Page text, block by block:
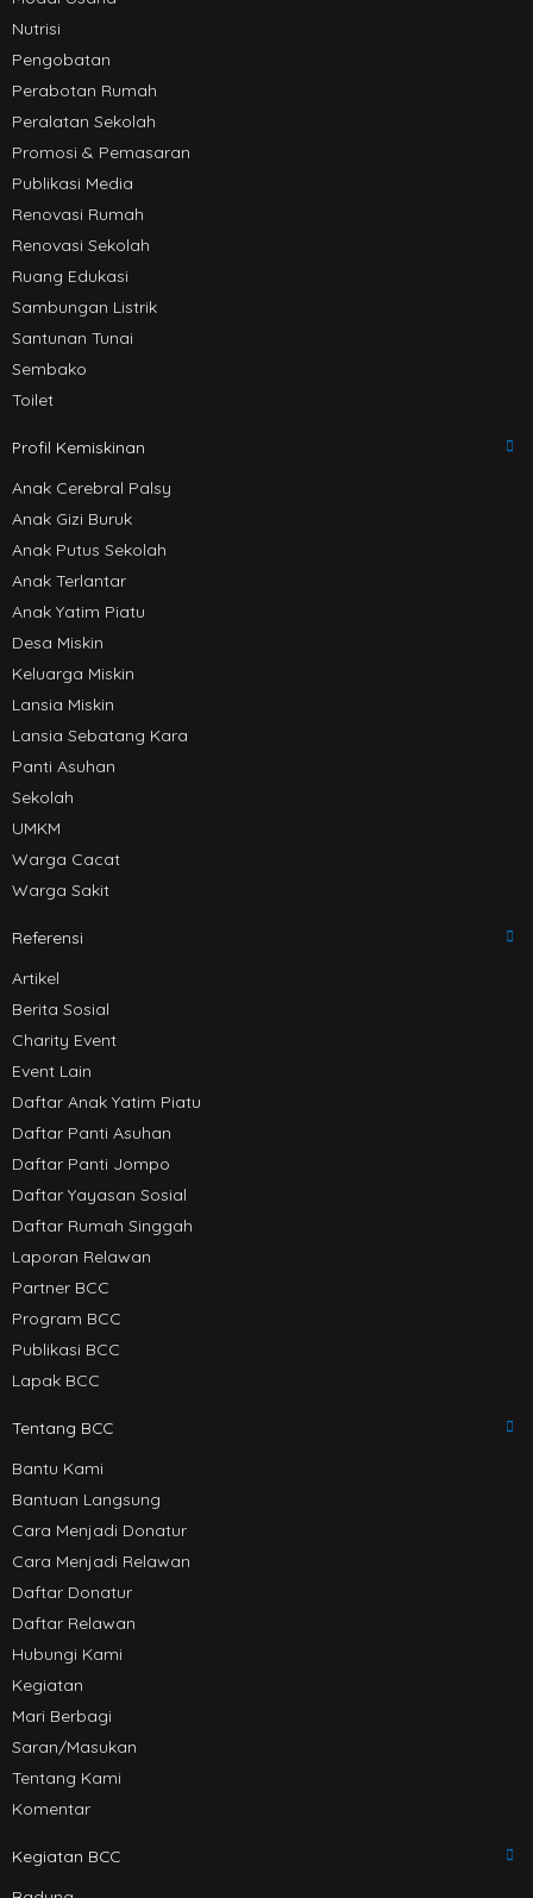
Nutrisi
Pengobatan
Perabotan Rumah
Peralatan Sekolah
Promosi & Pemasaran
Publikasi Media
Renovasi Rumah
Renovasi Sekolah
Ruang Edukasi
Sambungan Listrik
Santunan Tunai
Sembako
Toilet
Profil Kemiskinan
Anak Cerebral Palsy
Anak Gizi Buruk
Anak Putus Sekolah
Anak Terlantar
Anak Yatim Piatu
Desa Miskin
Keluarga Miskin
Lansia Miskin
Lansia Sebatang Kara
Panti Asuhan
Sekolah
UMKM
Warga Cacat
Warga Sakit
Referensi
Artikel
Berita Sosial
Charity Event
Event Lain
Daftar Anak Yatim Piatu
Daftar Panti Asuhan
Daftar Panti Jompo
Daftar Yayasan Sosial
Daftar Rumah Singgah
Laporan Relawan
Partner BCC
Program BCC
Publikasi BCC
Lapak BCC
Tentang BCC
Bantu Kami
Bantuan Langsung
Cara Menjadi Donatur
Cara Menjadi Relawan
Daftar Donatur
Daftar Relawan
Hubungi Kami
Kegiatan
Mari Berbagi
Saran/Masukan
Tentang Kami
Komentar
Kegiatan BCC